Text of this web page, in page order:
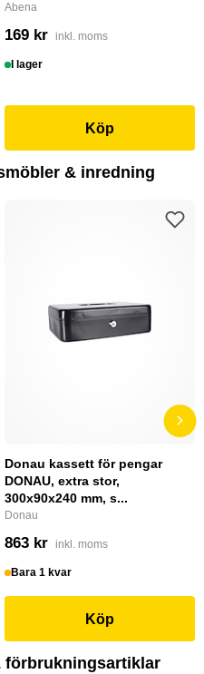
Abena
169 kr inkl. moms
I lager
Köp
& inredning
Donau kassett för pengar
DONAU, extra stor,
300x90x240 mm, s...
Donau
863 kr inkl. moms
Bara 1 kvar
Köp
förbrukningsartiklar